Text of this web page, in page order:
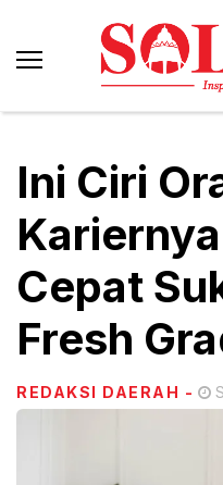
Ini Ciri
Cepat
Fresh
REDAKSI DAERAH -